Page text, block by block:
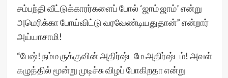
சம்பந்தி வீட்டுக்காரர்களைப் போல் ‘ஜாம் ஜாம்’ என்று
அமெரிக்கா போய்விட்டு வரவேண்டியதுதான்” என்றார்
அய்யாசாமி!
“பேஷ்! நம்ம ருக்குவின் அதிர்ஷ்டமே அதிர்ஷ்டம்! அவள்
கழுத்தில் மூன்று முடிச்சு விழப் போகிறதா என்று